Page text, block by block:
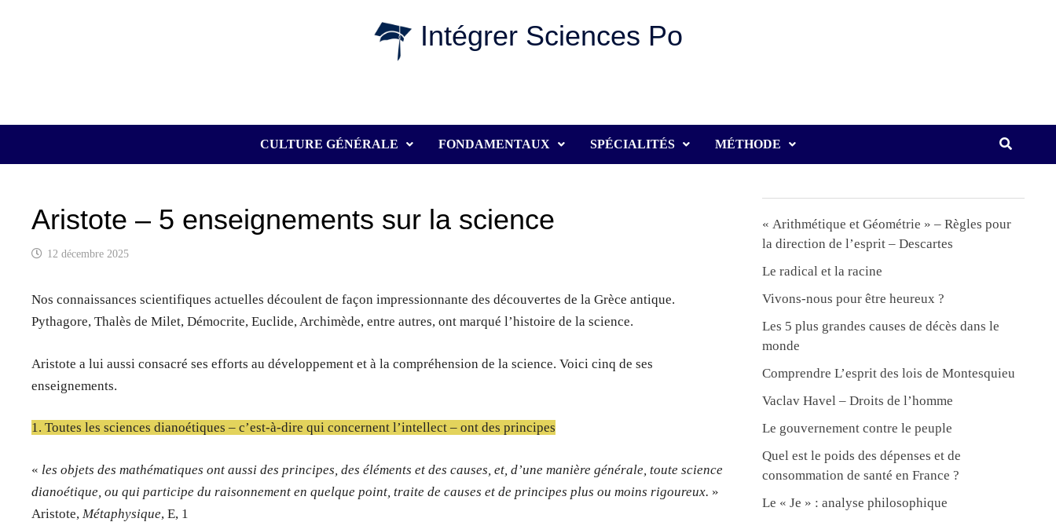
Intégrer Sciences Po
CULTURE GÉNÉRALE FONDAMENTAUX SPÉCIALITÉS MÉTHODE
Aristote – 5 enseignements sur la science
12 décembre 2025
Nos connaissances scientifiques actuelles découlent de façon impressionnante des découvertes de la Grèce antique.
Pythagore, Thalès de Milet, Démocrite, Euclide, Archimède, entre autres, ont marqué l’histoire de la science.
Aristote a lui aussi consacré ses efforts au développement et à la compréhension de la science. Voici cinq de ses
enseignements.
1. Toutes les sciences dianoétiques – c’est-à-dire qui concernent l’intellect – ont des principes
« les objets des mathématiques ont aussi des principes, des éléments et des causes, et, d’une manière générale, toute science
dianoétique, ou qui participe du raisonnement en quelque point, traite de causes et de principes plus ou moins rigoureux. »
Aristote, Métaphysique, E, 1
« Arithmétique et Géométrie » – Règles pour
la direction de l’esprit – Descartes
Le radical et la racine
Vivons-nous pour être heureux ?
Les 5 plus grandes causes de décès dans le
monde
Comprendre L’esprit des lois de Montesquieu
Vaclav Havel – Droits de l’homme
Le gouvernement contre le peuple
Quel est le poids des dépenses et de
consommation de santé en France ?
Le « Je » : analyse philosophique